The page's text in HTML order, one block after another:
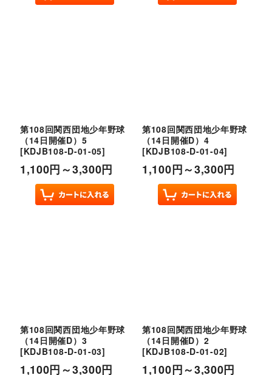
第108回関西団地少年野球
（14日開催D）5
[KDJB108-D-01-05]
1,100円～3,300円
第108回関西団地少年野球
（14日開催D）4
[KDJB108-D-01-04]
1,100円～3,300円
第108回関西団地少年野球
（14日開催D）3
[KDJB108-D-01-03]
1,100円～3,300円
第108回関西団地少年野球
（14日開催D）2
[KDJB108-D-01-02]
1,100円～3,300円